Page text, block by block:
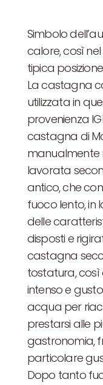
Simbolo
calore, così
tipica
La castagna
utilizzata in
provenienza
castagna di
manualmente
lavorata
antico, che
fuoco lento, in
delle
disposti e
castagna
tostatura,
intenso e
acqua per
prestarsi alle
gastronomia,
particolare
Dopo tanto